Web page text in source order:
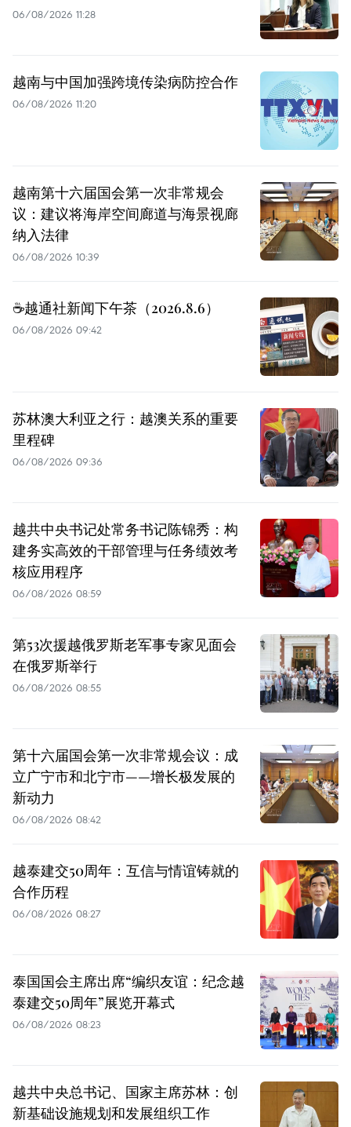
06/08/2026 11:28
越南与中国加强跨境传染病防控合作
06/08/2026 11:20
越南第十六届国会第一次非常规会
议：建议将海岸空间廊道与海景视廊
纳入法律
06/08/2026 10:39
☕️越通社新闻下午茶（2026.8.6）
06/08/2026 09:42
苏林澳大利亚之行：越澳关系的重要
里程碑
06/08/2026 09:36
越共中央书记处常务书记陈锦秀：构
建务实高效的干部管理与任务绩效考
核应用程序
06/08/2026 08:59
第53次援越俄罗斯老军事专家见面会
在俄罗斯举行
06/08/2026 08:55
第十六届国会第一次非常规会议：成
立广宁市和北宁市——增长极发展的
新动力
06/08/2026 08:42
越泰建交50周年：互信与情谊铸就的
合作历程
06/08/2026 08:27
泰国国会主席出席“编织友谊：纪念越
泰建交50周年”展览开幕式
06/08/2026 08:23
越共中央总书记、国家主席苏林：创
新基础设施规划和发展组织工作